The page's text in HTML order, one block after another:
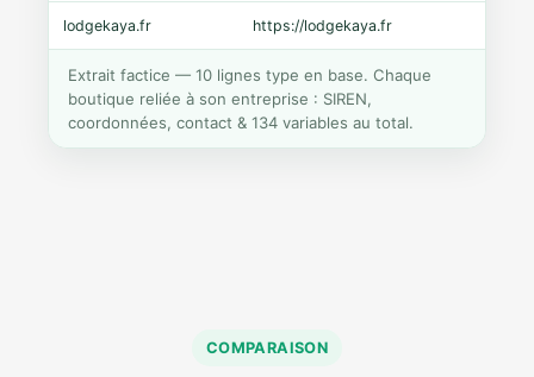
lodgekaya.fr https://lodgekaya.fr
Extrait factice — 10 lignes type en base. Chaque
boutique reliée à son entreprise : SIREN,
coordonnées, contact & 134 variables au total.
COMPARAISON